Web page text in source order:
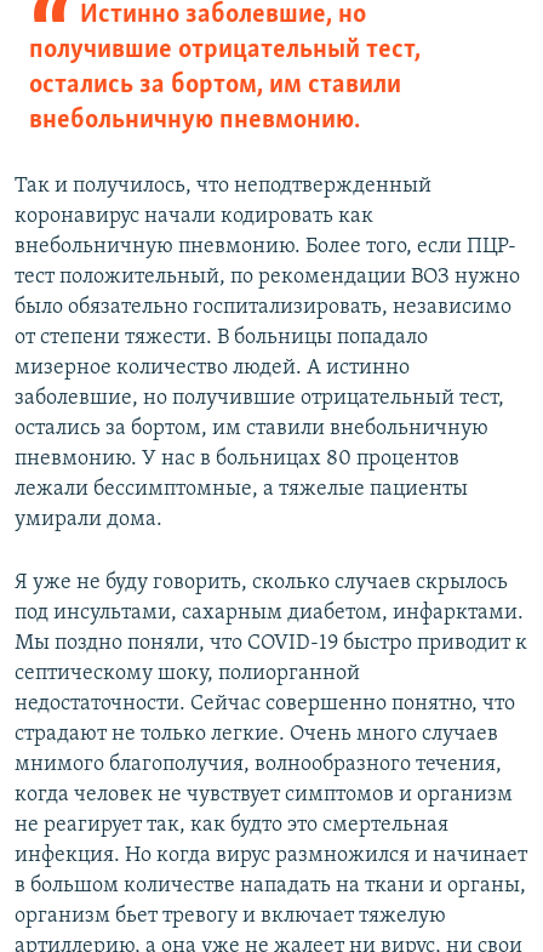
Истинно заболевшие, но
получившие отрицательный тест,
остались за бортом, им ставили
внебольничную пневмонию.
Так и получилось, что неподтвержденный
коронавирус начали кодировать как
внебольничную пневмонию. Более того, если ПЦР-
тест положительный, по рекомендации ВОЗ нужно
было обязательно госпитализировать, независимо
от степени тяжести. В больницы попадало
мизерное количество людей. А истинно
заболевшие, но получившие отрицательный тест,
остались за бортом, им ставили внебольничную
пневмонию. У нас в больницах 80 процентов
лежали бессимптомные, а тяжелые пациенты
умирали дома.
Я уже не буду говорить, сколько случаев скрылось
под инсультами, сахарным диабетом, инфарктами.
Мы поздно поняли, что COVID-19 быстро приводит к
септическому шоку, полиорганной
недостаточности. Сейчас совершенно понятно, что
страдают не только легкие. Очень много случаев
мнимого благополучия, волнообразного течения,
когда человек не чувствует симптомов и организм
не реагирует так, как будто это смертельная
инфекция. Но когда вирус размножился и начинает
в большом количестве нападать на ткани и органы,
организм бьет тревогу и включает тяжелую
артиллерию, а она уже не жалеет ни вирус, ни свои